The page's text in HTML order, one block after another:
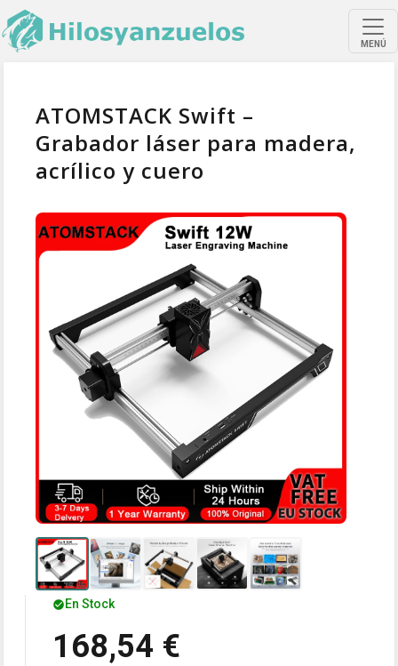
MENÚ
ATOMSTACK Swift –
Grabador láser para madera,
acrílico y cuero
En Stock
168,54 €